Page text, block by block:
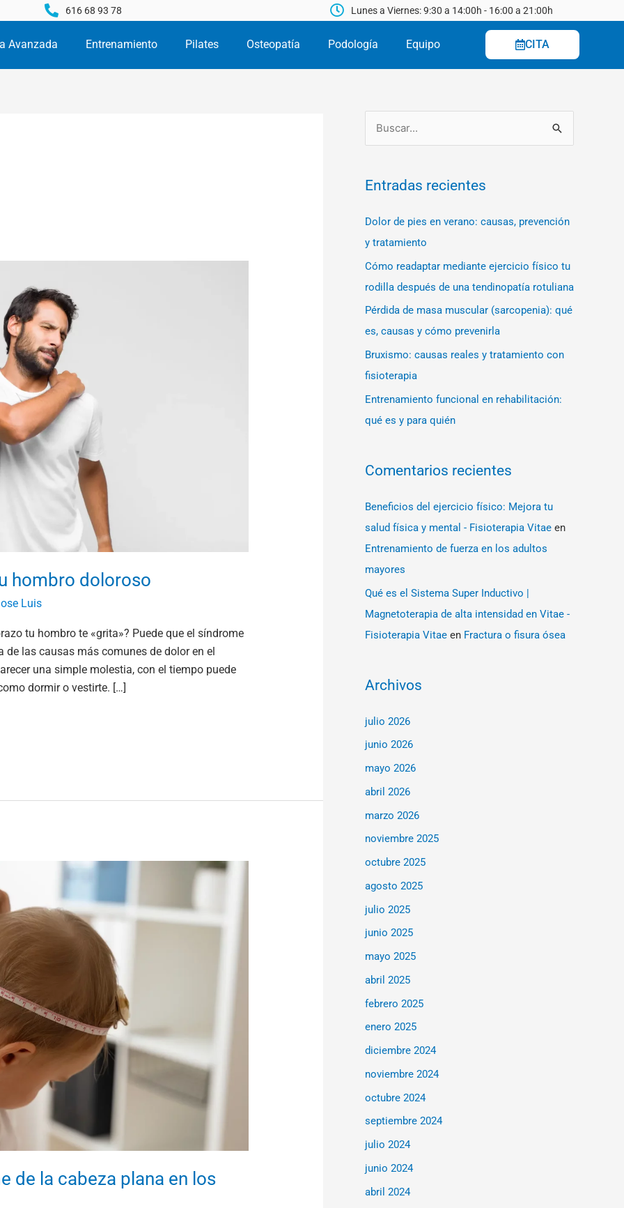
616 68 93 78 Lunes a Viernes: 9:30 a 14:00h - 16:00 a 21:00h
Avanzada Entrenamiento Pilates Osteopatía Podología Equipo CITA
hombro doloroso
Luis
tu hombro te «grita»? Puede que el síndrome
de las causas más comunes de dolor en el
una simple molestia, con el tiempo puede
dormir o vestirte. […]
de la cabeza plana en los
c
a
Entradas recientes
Dolor de pies en verano: causas, prevención
y tratamiento
Cómo readaptar mediante ejercicio físico tu
rodilla después de una tendinopatía rotuliana
Pérdida de masa muscular (sarcopenia): qué
es, causas y cómo prevenirla
Bruxismo: causas reales y tratamiento con
fisioterapia
Entrenamiento funcional en rehabilitación:
qué es y para quién
Comentarios recientes
Beneficios del ejercicio físico: Mejora tu
salud física y mental - Fisioterapia Vitae en
Entrenamiento de fuerza en los adultos
mayores
Qué es el Sistema Super Inductivo |
Magnetoterapia de alta intensidad en Vitae -
Fisioterapia Vitae en Fractura o fisura ósea
Archivos
julio 2026
junio 2026
mayo 2026
abril 2026
marzo 2026
noviembre 2025
octubre 2025
agosto 2025
julio 2025
junio 2025
mayo 2025
abril 2025
febrero 2025
enero 2025
diciembre 2024
noviembre 2024
octubre 2024
septiembre 2024
julio 2024
junio 2024
abril 2024